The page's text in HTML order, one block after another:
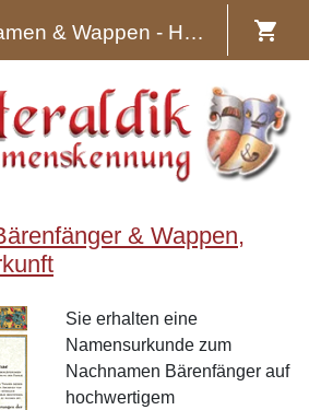
Familiennamen & Wappen - Heraldik
& Wappen,
Sie erhalten eine
Namensurkunde zum
Nachnamen Bärenfänger auf
hochwertigem